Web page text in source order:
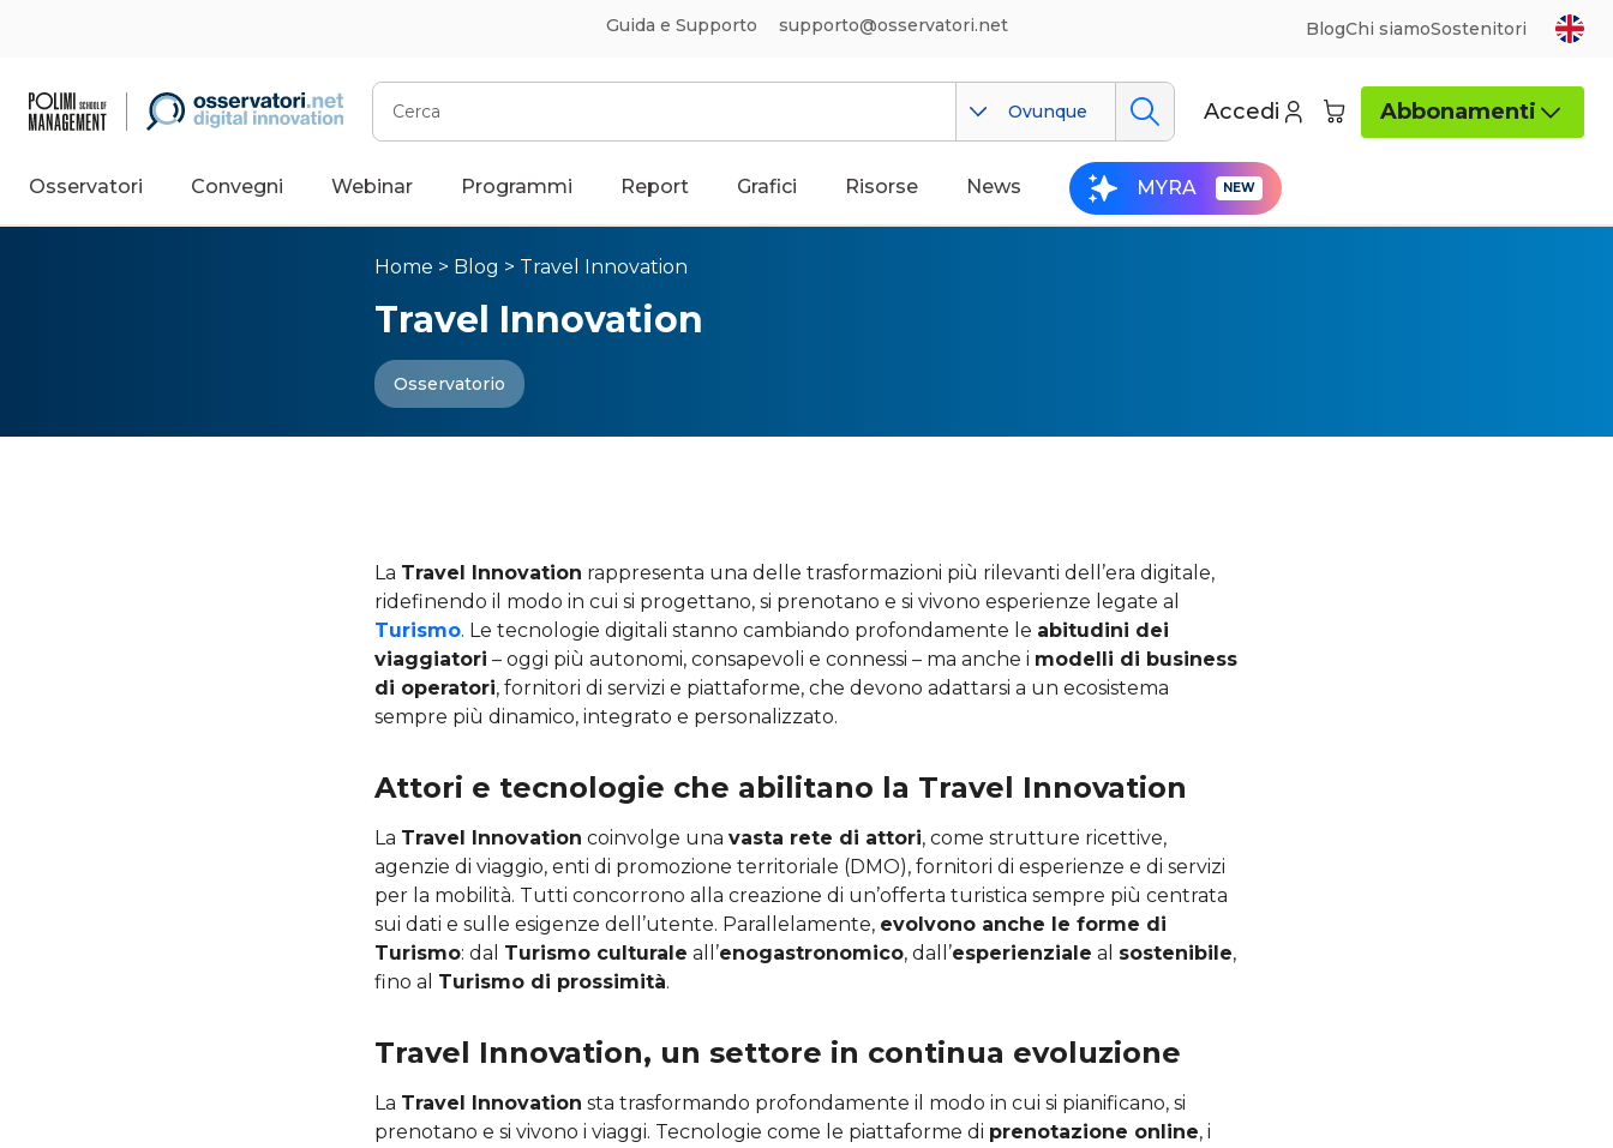
Guida e Supporto supporto@osservatori.net BlogChi siamoSostenitori
Cerca
Ovunque Accedi Abbonamenti
Osservatori Convegni Webinar Programmi Report Grafici Risorse News MYRA
Home > Blog > Travel Innovation
Travel Innovation
Osservatorio
La Travel Innovation rappresenta una delle trasformazioni più rilevanti dell’era digitale,
ridefinendo il modo in cui si progettano, si prenotano e si vivono esperienze legate al
Turismo. Le tecnologie digitali stanno cambiando profondamente le abitudini dei
viaggiatori – oggi più autonomi, consapevoli e connessi – ma anche i modelli di business
di operatori, fornitori di servizi e piattaforme, che devono adattarsi a un ecosistema
sempre più dinamico, integrato e personalizzato.
Attori e tecnologie che abilitano la Travel Innovation
La Travel Innovation coinvolge una vasta rete di attori, come strutture ricettive,
agenzie di viaggio, enti di promozione territoriale (DMO), fornitori di esperienze e di servizi
per la mobilità. Tutti concorrono alla creazione di un’offerta turistica sempre più centrata
sui dati e sulle esigenze dell’utente. Parallelamente, evolvono anche le forme di
Turismo: dal Turismo culturale all’enogastronomico, dall’esperienziale al sostenibile,
fino al Turismo di prossimità.
Travel Innovation, un settore in continua evoluzione
La Travel Innovation sta trasformando profondamente il modo in cui si pianificano, si
prenotano e si vivono i viaggi. Tecnologie come le piattaforme di prenotazione online, i